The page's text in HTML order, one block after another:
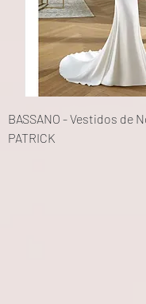
BASSANO - Vestidos de
PATRICK